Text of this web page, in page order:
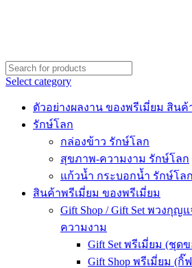
Select category
ตัวอย่างผลงาน ของพรีเมี่ยม สินค้
รักษ์โลก
กล่องข้าว รักษ์โลก
สุขภาพ-ความงาม รักษ์โลก
แก้วน้ำ กระบอกน้ำ รักษ์โลก
สินค้าพรีเมี่ยม ของพรีเมี่ยม
Gift Shop / Gift Set พวงกุ
ความงาม
Gift Set พรีเมี่ยม (ชุด
Gift Shop พรีเมี่ยม (กิ๊